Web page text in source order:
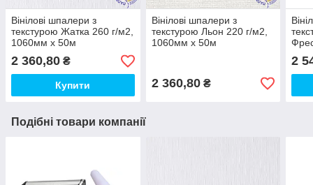
Вінілові шпалери з
текстурою Жатка 260 г/м2,
1060мм х 50м
2 360,80 ₴
Купити
Вінілові шпалери з
текстурою Льон 220 г/м2,
1060мм х 50м
2 360,80₴
х
2
Подібні товари компанії